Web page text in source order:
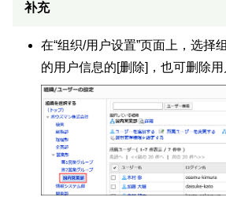
补充
在“组织/用户设置”页面上，选择
的用户信息的[删除]，也可删除用